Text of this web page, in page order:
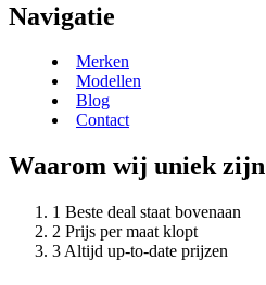
Navigatie
Merken
Modellen
Blog
Contact
Waarom wij uniek zijn
Beste deal staat bovenaan
Prijs per maat klopt
Altijd up-to-date prijzen